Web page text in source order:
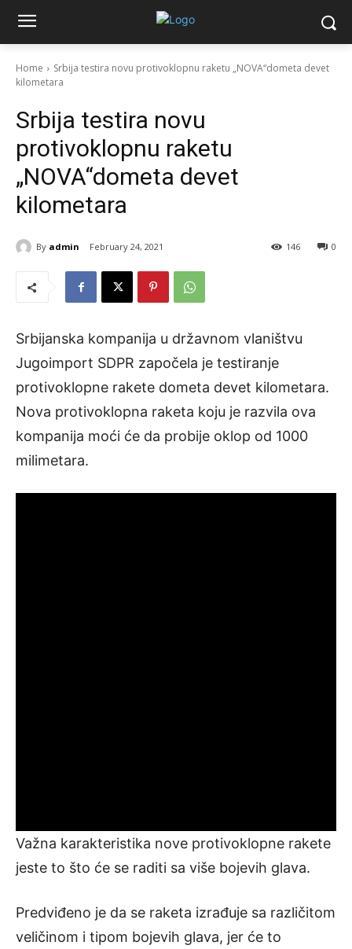
Home
Srbija testira novu protivoklopnu raketu „NOVA“dometa devet
kilometara
Srbija testira novu
protivoklopnu raketu
„NOVA“dometa devet
kilometara
By admin February 24, 2021 0
146
Srbijanska kompanija u državnom vlaništvu
Jugoimport SDPR započela je testiranje
protivoklopne rakete dometa devet kilometara.
Nova protivoklopna raketa koju je razvila ova
kompanija moći će da probije oklop od 1000
milimetara.
Važna karakteristika nove protivoklopne rakete
jeste to što će se raditi sa više bojevih glava.
Predviđeno je da se raketa izrađuje sa različitom
veličinom i tipom bojevih glava, jer će to